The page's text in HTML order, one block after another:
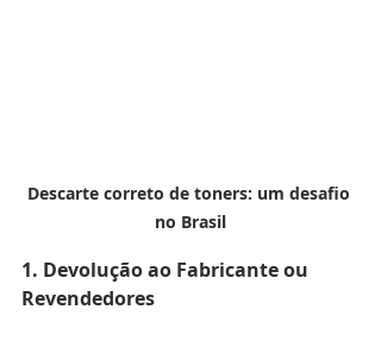
Descarte correto de toners: um desafio
no Brasil
1. Devolução ao Fabricante ou
Revendedores